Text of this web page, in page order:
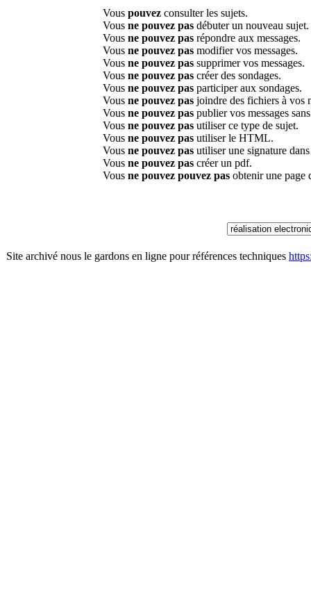
Vous pouvez consulter les sujets.
Vous ne pouvez pas débuter un nouveau sujet.
Vous ne pouvez pas répondre aux messages.
Vous ne pouvez pas modifier vos messages.
Vous ne pouvez pas supprimer vos messages.
Vous ne pouvez pas créer des sondages.
Vous ne pouvez pas participer aux sondages.
Vous ne pouvez pas joindre des fichiers à vos
Vous ne pouvez pas publier vos messages
Vous ne pouvez pas utiliser ce type de sujet.
Vous ne pouvez pas utiliser le HTML.
Vous ne pouvez pas utiliser une signature
Vous ne pouvez pas créer un pdf.
Vous ne pouvez pouvez pas obtenir une page
Site archivé nous le gardons en ligne pour références techniques